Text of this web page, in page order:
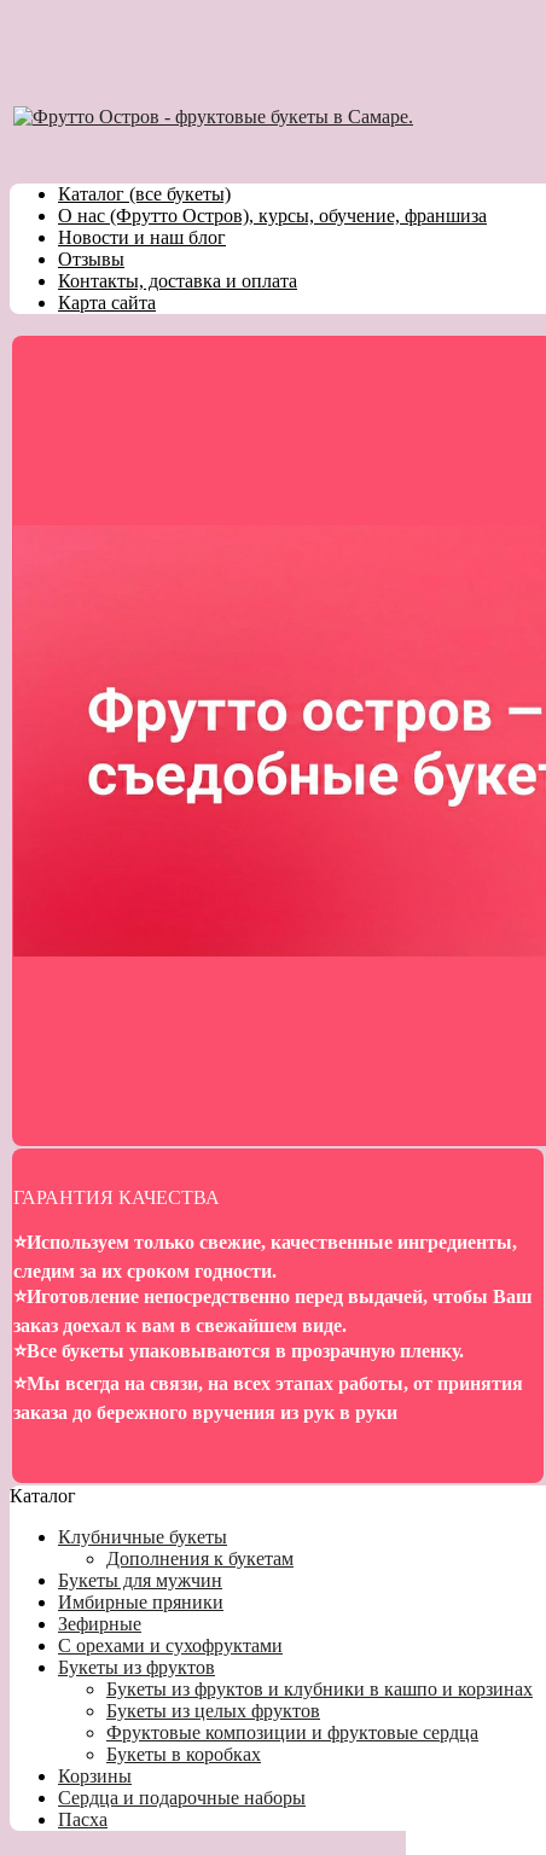
Каталог (все букеты)
О нас (Фрутто Остров), курсы, обучение, франшиза
Новости и наш блог
Отзывы
Контакты, доставка и оплата
Карта сайта
ГАРАНТИЯ КАЧЕСТВА
⭐️Используем только свежие, качественные ингредиенты,
следим за их сроком годности.
⭐️Иготовление непосредственно перед выдачей, чтобы Ваш
заказ доехал к вам в свежайшем виде.
⭐️Все букеты упаковываются в прозрачную пленку.
⭐️Мы всегда на связи, на всех этапах работы, от принятия
заказа до бережного вручения из рук в руки
Каталог
Клубничные букеты
Дополнения к букетам
Букеты для мужчин
Имбирные пряники
Зефирные
С орехами и сухофруктами
Букеты из фруктов
Букеты из фруктов и клубники в кашпо и корзинах
Букеты из целых фруктов
Фруктовые композиции и фруктовые сердца
Букеты в коробках
Корзины
Сердца и подарочные наборы
Пасха